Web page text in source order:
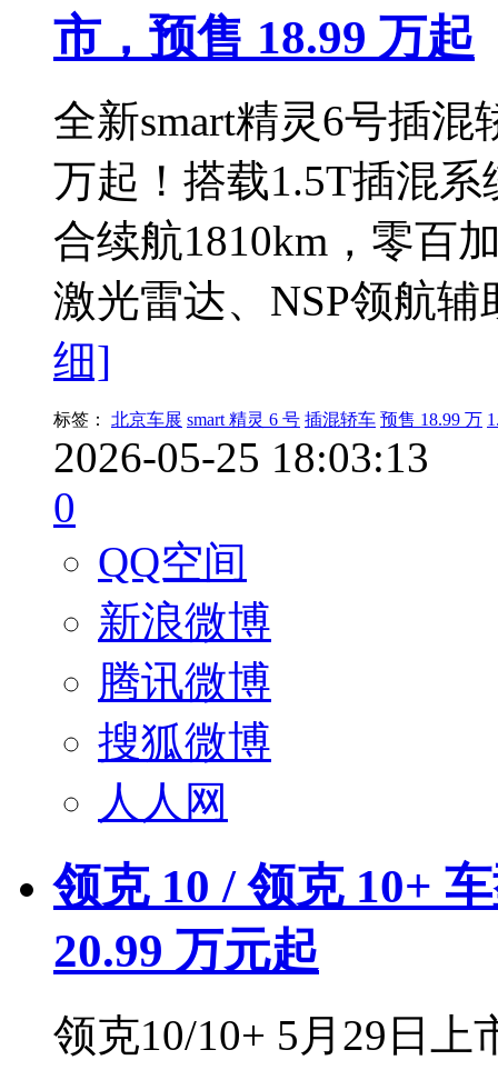
市，预售 18.99 万起
全新smart精灵6号插混
万起！搭载1.5T插混
合续航1810km，零百
激光雷达、NSP领航
细]
标签： 北京车展 smart 精灵 6 号 插混轿车 预售 18.99 万
2026-05-25 18:03:13
0
QQ空间
新浪微博
腾讯微博
搜狐微博
人人网
领克 10 / 领克 10+
20.99 万元起
领克10/10+ 5月29日上